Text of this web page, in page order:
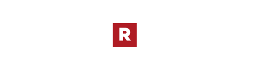
✔︎ Ritiro
I PREZZI